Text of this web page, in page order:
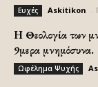
Ευχές Askitikon
H Θεολογία των
9μερα μνημόσυνα.
Ωφέλημα Ψυχής